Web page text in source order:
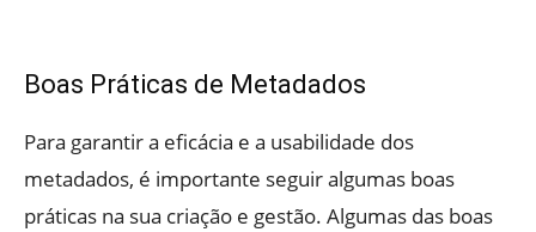
Boas Práticas de Metadados
Para garantir a eficácia e a usabilidade dos
metadados, é importante seguir algumas boas
práticas na sua criação e gestão. Algumas das boas